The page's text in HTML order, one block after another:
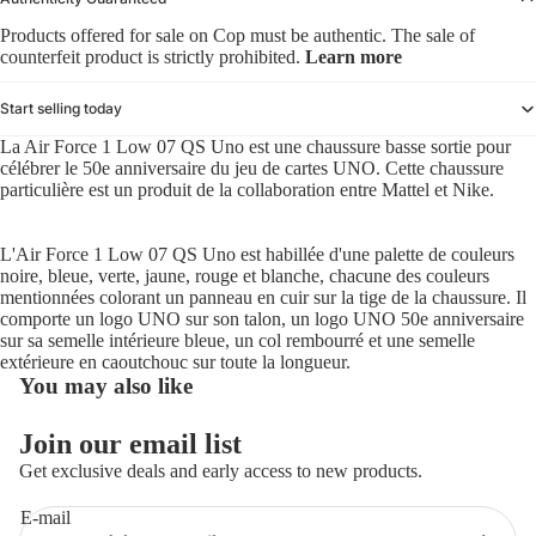
Products offered for sale on Cop must be authentic. The sale of
counterfeit product is strictly prohibited. Learn more
Start selling today
La Air Force 1 Low 07 QS Uno est une chaussure basse sortie pour
célébrer le 50e anniversaire du jeu de cartes UNO. Cette chaussure
particulière est un produit de la collaboration entre Mattel et Nike.
L'Air Force 1 Low 07 QS Uno est habillée d'une palette de couleurs
noire, bleue, verte, jaune, rouge et blanche, chacune des couleurs
mentionnées colorant un panneau en cuir sur la tige de la chaussure. Il
comporte un logo UNO sur son talon, un logo UNO 50e anniversaire
sur sa semelle intérieure bleue, un col rembourré et une semelle
extérieure en caoutchouc sur toute la longueur.
You may also like
Join our email list
Get exclusive deals and early access to new products.
E-mail
Politique de confidentialité
Politique d’expédition